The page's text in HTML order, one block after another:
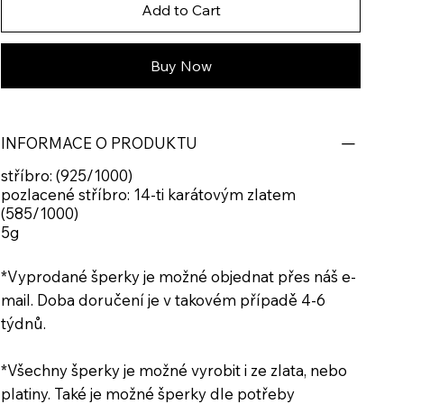
Add to Cart
Buy Now
INFORMACE O PRODUKTU
stříbro: (925/1000)
pozlacené stříbro: 14-ti karátovým zlatem
(585/1000)
5g
*Vyprodané šperky je možné objednat přes náš e-
mail. Doba doručení je v takovém případě 4-6
týdnů.
*Všechny šperky je možné vyrobit i ze zlata, nebo
platiny. Také je možné šperky dle potřeby